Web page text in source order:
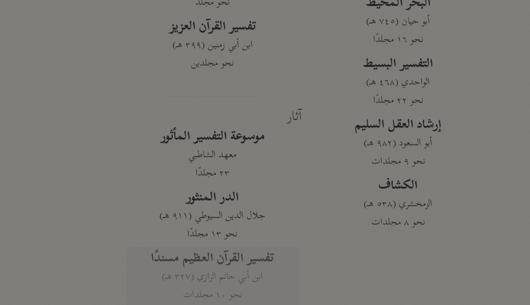
أبو حيان (٧٤٥ هـ)
نحو ١٦ مجلدًا
التفسير البسيط
الواحدي (٤٦٨ هـ)
نحو ٢٢ مجلدًا
إرشاد العقل السليم
أبو السعود (٩٨٢ هـ)
نحو ٩ مجلدات
الكشاف
الزمخشري (٥٣٨ هـ)
نحو ٨ مجلدات
تفسير القرآن العزيز
ابن أبي زمنين (٣٩٩ هـ)
نحو مجلدين
آثار
موسوعة التفسير المأثور
معهد الشاطبي
٢٣ مجلدًا
الدر المنثور
جلال الدين السيوطي (٩١١ هـ)
نحو ١٣ مجلدًا
تفسير القرآن العظيم مسندًا
ابن أبي حاتم الرازي (٣٢٧ هـ)
نحو ١٠ مجلدات